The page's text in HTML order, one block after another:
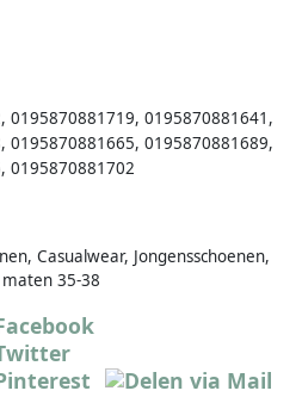
, 0195870881719, 0195870881641 ,
, 0195870881665, 0195870881689,
, 0195870881702
Casualwear, Jongensschoenen,
35-38